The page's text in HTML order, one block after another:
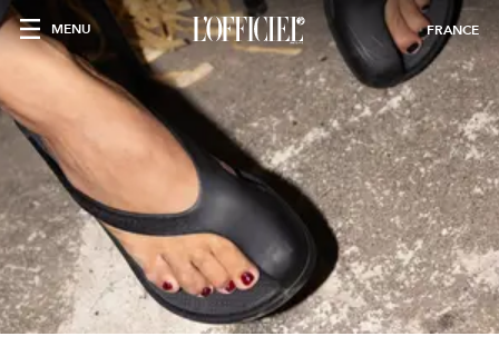
MENU FRANCE